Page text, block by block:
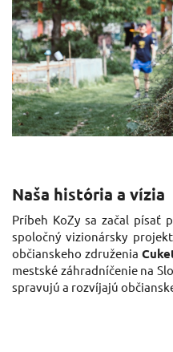
Naša história a vízia
Príbeh KoZy sa začal písať
spoločný vizionársky
občianskeho združenia
mestské záhradníčenie na
spravujú a rozvíjajú